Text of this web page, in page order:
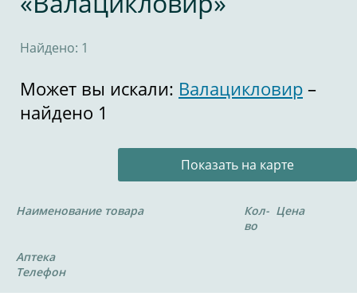
Найдено: 1
Может вы искали: Валацикловир –
найдено 1
Показать на карте
Наименование товара
Кол-
во
Цена
Аптека
Телефон